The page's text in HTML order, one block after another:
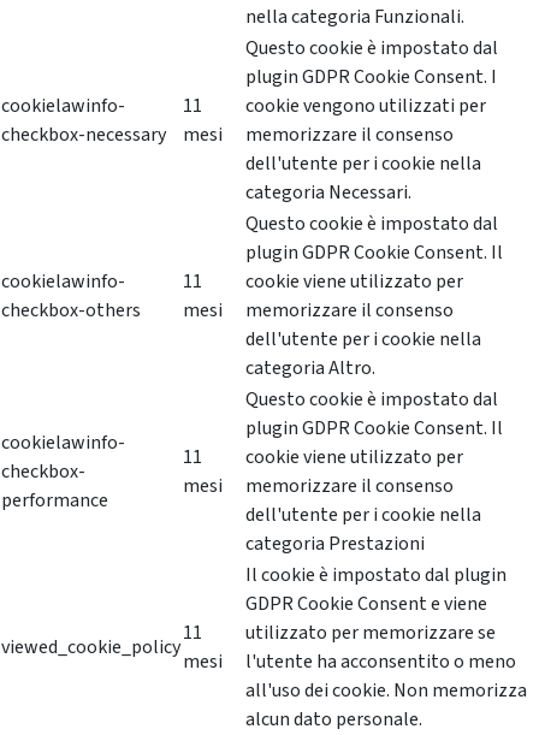
nella categoria Funzionali.
cookielawinfo-
checkbox-necessary
11
mesi
Questo cookie è impostato dal
plugin GDPR Cookie Consent. I
cookie vengono utilizzati per
memorizzare il consenso
dell'utente per i cookie nella
categoria Necessari.
cookielawinfo-
checkbox-others
11
mesi
Questo cookie è impostato dal
plugin GDPR Cookie Consent. Il
cookie viene utilizzato per
memorizzare il consenso
dell'utente per i cookie nella
categoria Altro.
cookielawinfo-
checkbox-
performance
11
mesi
Questo cookie è impostato dal
plugin GDPR Cookie Consent. Il
cookie viene utilizzato per
memorizzare il consenso
dell'utente per i cookie nella
categoria Prestazioni
viewed_cookie_policy
11
mesi
Il cookie è impostato dal plugin
GDPR Cookie Consent e viene
utilizzato per memorizzare se
l'utente ha acconsentito o meno
all'uso dei cookie. Non memorizza
alcun dato personale.